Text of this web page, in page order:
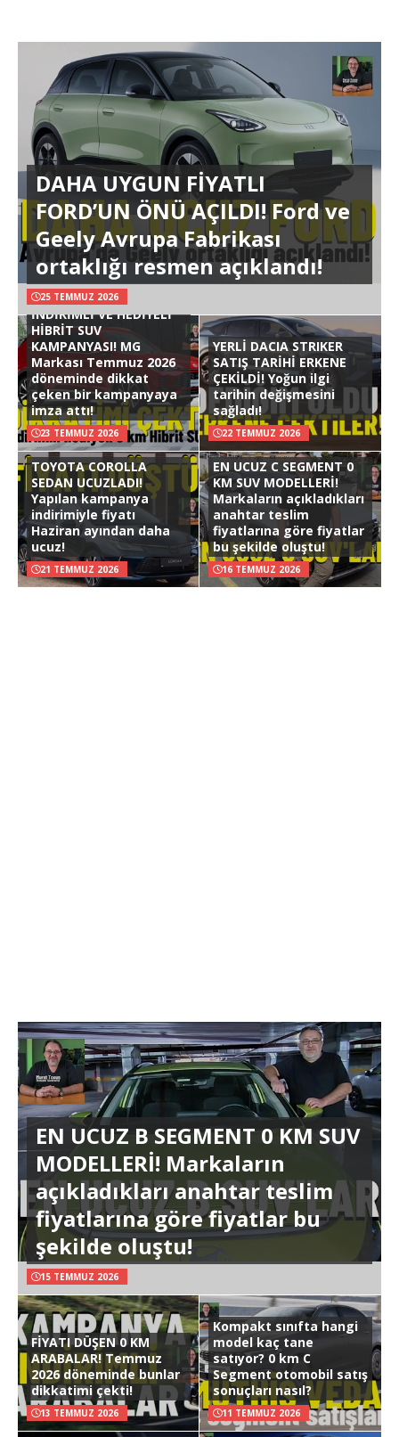
DAHA UYGUN FİYATLI
FORD’UN ÖNÜ AÇILDI! Ford ve
Geely Avrupa Fabrikası
ortaklığı resmen açıklandı!
25 TEMMUZ 2026
İNDİRİMLİ VE HEDİYELİ
HİBRİT SUV
KAMPANYASI! MG
Markası Temmuz 2026
döneminde dikkat
çeken bir kampanyaya
imza attı!
23 TEMMUZ 2026
YERLİ DACIA STRIKER
SATIŞ TARİHİ ERKENE
ÇEKİLDİ! Yoğun ilgi
tarihin değişmesini
sağladı!
22 TEMMUZ 2026
TOYOTA COROLLA
SEDAN UCUZLADI!
Yapılan kampanya
indirimiyle fiyatı
Haziran ayından daha
ucuz!
21 TEMMUZ 2026
EN UCUZ C SEGMENT 0
KM SUV MODELLERİ!
Markaların açıkladıkları
anahtar teslim
fiyatlarına göre fiyatlar
bu şekilde oluştu!
16 TEMMUZ 2026
EN UCUZ B SEGMENT 0 KM SUV
MODELLERİ! Markaların
açıkladıkları anahtar teslim
fiyatlarına göre fiyatlar bu
şekilde oluştu!
15 TEMMUZ 2026
FİYATI DÜŞEN 0 KM
ARABALAR! Temmuz
2026 döneminde bunlar
dikkatimi çekti!
13 TEMMUZ 2026
Kompakt sınıfta hangi
model kaç tane
satıyor? 0 km C
Segment otomobil satış
sonuçları nasıl?
11 TEMMUZ 2026